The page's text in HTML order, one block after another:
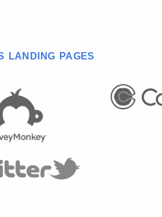
LANDING PAGES